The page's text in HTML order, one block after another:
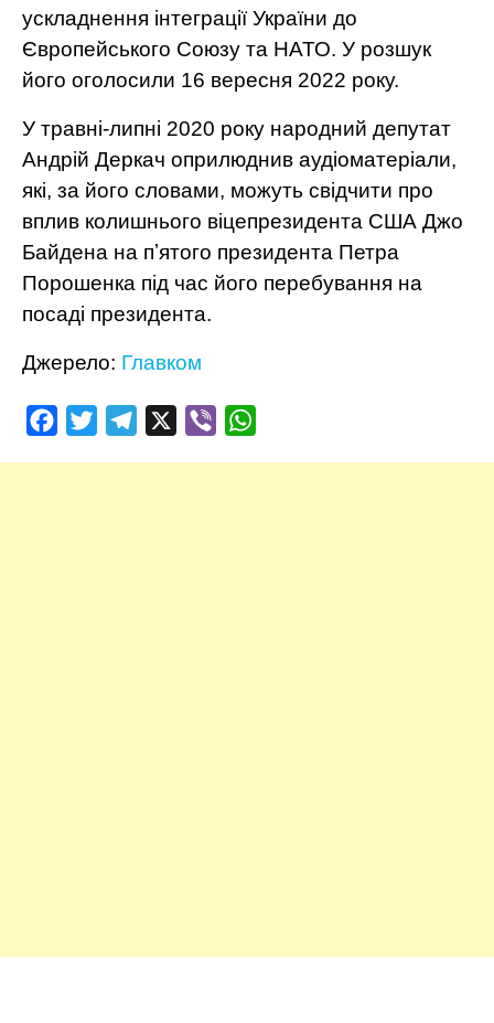
ускладнення інтеграції України до
Європейського Союзу та НАТО. У розшук
його оголосили 16 вересня 2022 року.
У травні-липні 2020 року народний депутат
Андрій Деркач оприлюднив аудіоматеріали,
які, за його словами, можуть свідчити про
вплив колишнього віцепрезидента США Джо
Байдена на пʼятого президента Петра
Порошенка під час його перебування на
посаді президента.
Джерело: Главком
FacebookTwitterTelegram Viber